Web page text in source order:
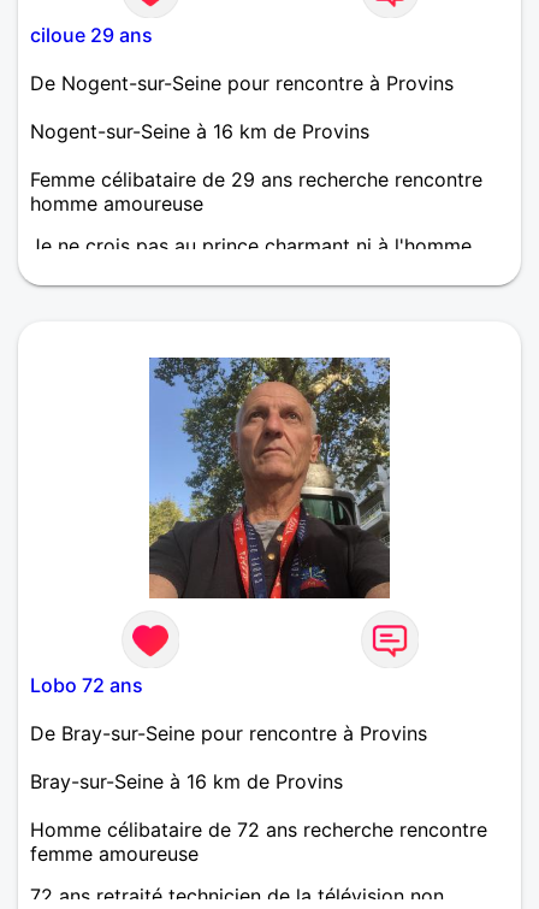
ciloue 29 ans
De Nogent-sur-Seine pour rencontre à Provins
Nogent-sur-Seine à 16 km de Provins
Femme célibataire de 29 ans recherche rencontre
homme amoureuse
Je ne crois pas au prince charmant ni à l'homme
sérieux, pour une rencontre qui aboutira à une belle
Lobo 72 ans
De Bray-sur-Seine pour rencontre à Provins
Bray-sur-Seine à 16 km de Provins
Homme célibataire de 72 ans recherche rencontre
femme amoureuse
72 ans retraité technicien de la télévision non